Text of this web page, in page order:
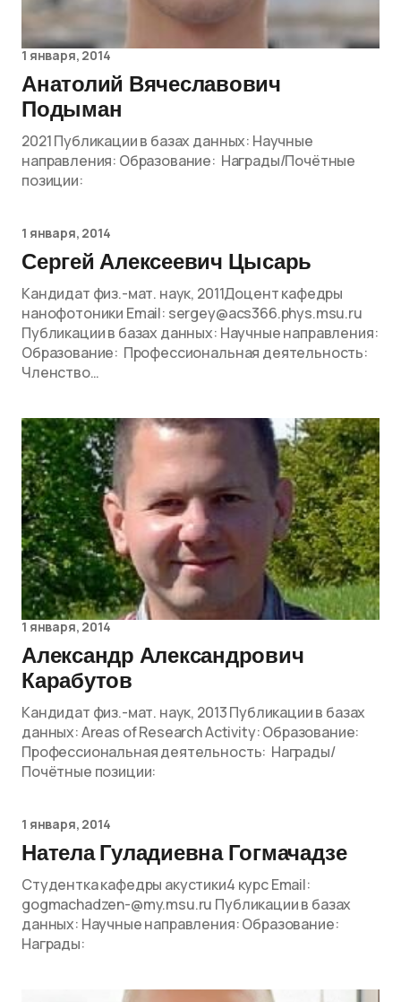
1 января, 2014
Анатолий Вячеславович
Подыман
2021 Публикации в базах данных: Научные
направления: Образование: Награды/Почётные
позиции:
1 января, 2014
Сергей Алексеевич Цысарь
Кандидат физ.-мат. наук, 2011Доцент кафедры
нанофотоники Email: sergey@acs366.phys.msu.ru
Публикации в базах данных: Научные направления:
Образование: Профессиональная деятельность:
Членство…
1 января, 2014
Александр Александрович
Карабутов
Кандидат физ.-мат. наук, 2013 Публикации в базах
данных: Areas of Research Activity: Образование:
Профессиональная деятельность: Награды/
Почётные позиции:
1 января, 2014
Натела Гуладиевна Гогмачадзе
Студентка кафедры акустики4 курс Email:
gogmachadzen-@my.msu.ru Публикации в базах
данных: Научные направления: Образование:
Награды: